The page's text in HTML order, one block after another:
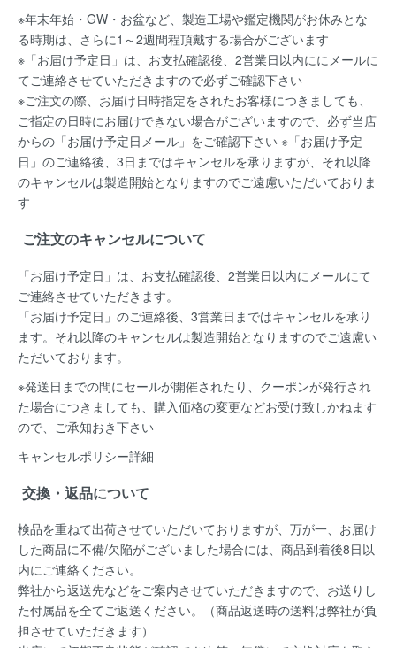
※年末年始・GW・お盆など、製造工場や鑑定機関がお休みとな
る時期は、さらに1～2週間程頂戴する場合がございます
※「お届け予定日」は、お支払確認後、2営業日以内ににメールに
てご連絡させていただきますので必ずご確認下さい
※ご注文の際、お届け日時指定をされたお客様につきましても、
ご指定の日時にお届けできない場合がございますので、必ず当店
からの「お届け予定日メール」をご確認下さい ※「お届け予定
日」のご連絡後、3日まではキャンセルを承りますが、それ以降
のキャンセルは製造開始となりますのでご遠慮いただいておりま
す
ご注文のキャンセルについて
「お届け予定日」は、お支払確認後、 2営業日以内にメールにて
ご連絡させていただきます。
「お届け予定日」のご連絡後、 3営業日まではキャンセルを承り
ます。 それ以降のキャンセルは製造開始となりますのでご遠慮い
ただいております。
※発送日までの間にセールが開催されたり、クーポンが発行され
た場合につきましても、購入価格の変更などお受け致しかねます
ので、ご承知おき下さい
キャンセルポリシー詳細
交換・返品について
検品を重ねて出荷させていただいておりますが、万が一、お届け
した商品に不備/欠陥がございました場合には、 商品到着後8日以
内にご連絡ください。
弊社から返送先などをご案内させていただきますので、お送りし
た付属品を全てご返送ください。（商品返送時の送料は弊社が負
担させていただきます）